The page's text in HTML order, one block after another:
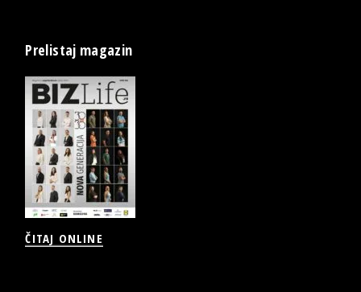
Prelistaj magazin
ČITAJ ONLINE